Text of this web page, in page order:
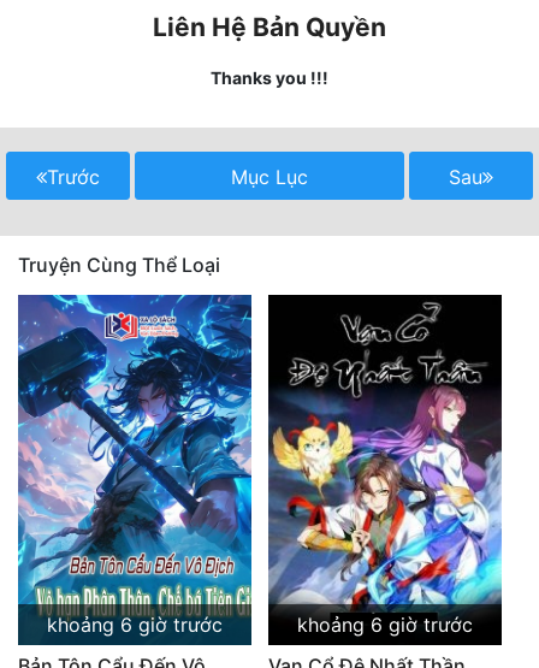
Lịch Sử
Mưu Mô
Mỹ Thực
Ngôn Tình
Ngược
Nữ Cường
Nữ Phụ
Phong Thủy - Tâm Linh
Phương Tây
Phản Phái
Quan Trường
Liên Hệ Bản Quyền
Thanks you !!!
Trước Mục Lục Sau
Truyện Cùng Thể Loại
khoảng 6 giờ trước
khoảng 6 giờ trước